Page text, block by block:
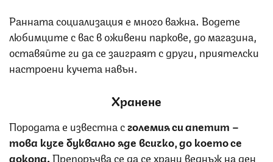
Ранната социализация е много важна. Водете
любимците с вас в оживени паркове, до магазина,
оставяйте ги да се заиграят с други, приятелски
настроени кучета навън.
Хранене
Породата е известна сголемия си апетит –
това куче буквално яде всичко, до което се
докопа.Препоръчва се да се храни веднъж на ден